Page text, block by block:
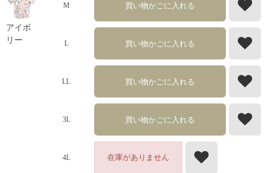
アイボ
リー
M 買い物かごに入れる
L 買い物かごに入れる
LL 買い物かごに入れる
3L 買い物かごに入れる
4L 在庫がありません